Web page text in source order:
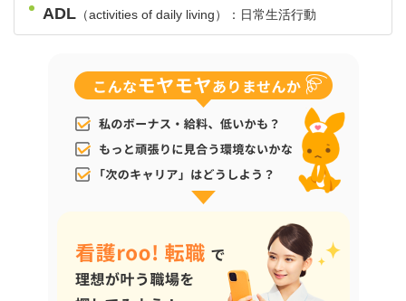
ADL （activities of daily living）：日常生活行動